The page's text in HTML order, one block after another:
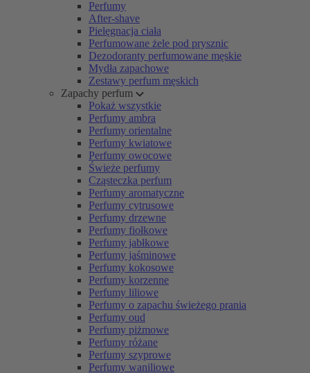
Perfumy
After-shave
Pielęgnacja ciała
Perfumowane żele pod prysznic
Dezodoranty perfumowane męskie
Mydła zapachowe
Zestawy perfum męskich
Zapachy perfum
Pokaż wszystkie
Perfumy ambra
Perfumy orientalne
Perfumy kwiatowe
Perfumy owocowe
Świeże perfumy
Cząsteczka perfum
Perfumy aromatyczne
Perfumy cytrusowe
Perfumy drzewne
Perfumy fiołkowe
Perfumy jabłkowe
Perfumy jaśminowe
Perfumy kokosowe
Perfumy korzenne
Perfumy liliowe
Perfumy o zapachu świeżego prania
Perfumy oud
Perfumy piżmowe
Perfumy różane
Perfumy szyprowe
Perfumy waniliowe